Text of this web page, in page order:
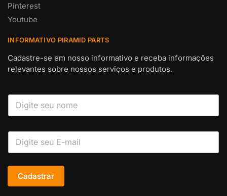
Pinterest
Youtube
INFORMATIVO PIRAMID PARTS
Cadastre-se em nosso informativo e receba informações
relevantes sobre nossos serviços e produtos.
Cadastrar